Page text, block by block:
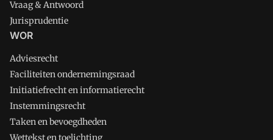
Vraag & Antwoord
Jurisprudentie
WOR
Adviesrecht
Faciliteiten ondernemingsraad
Initiatiefrecht en informatierecht
Instemmingsrecht
Taken en bevoegdheden
Wettekst en toelichting